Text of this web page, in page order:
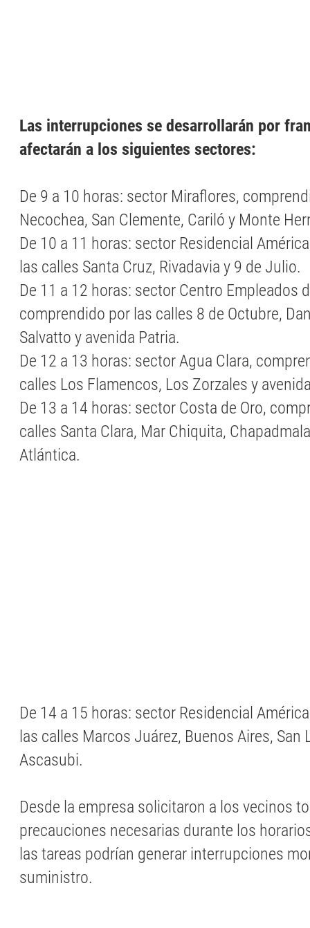
Las interrupciones se desarrollarán por
afectarán a los siguientes sectores:
De 9 a 10 horas: sector Miraflores,
Necochea, San Clemente, Cariló y Monte
De 10 a 11 horas: sector Residencial
las calles Santa Cruz, Rivadavia y 9 de Julio.
De 11 a 12 horas: sector Centro Empleados
comprendido por las calles 8 de Octubre,
Salvatto y avenida Patria.
De 12 a 13 horas: sector Agua Clara,
calles Los Flamencos, Los Zorzales y
De 13 a 14 horas: sector Costa de Oro,
calles Santa Clara, Mar Chiquita,
Atlántica.
De 14 a 15 horas: sector Residencial
las calles Marcos Juárez, Buenos Aires, San
Ascasubi.
Desde la empresa solicitaron a los vecinos
precauciones necesarias durante los
las tareas podrían generar interrupciones
suministro.